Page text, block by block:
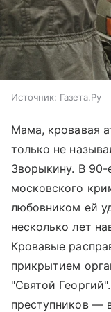
Источник: Газета.Ру
Мама, кровавая
только не
Зворыкину. В 90-
московского
любовником ей
несколько лет
Кровавые
прикрытием
"Святой
преступников —